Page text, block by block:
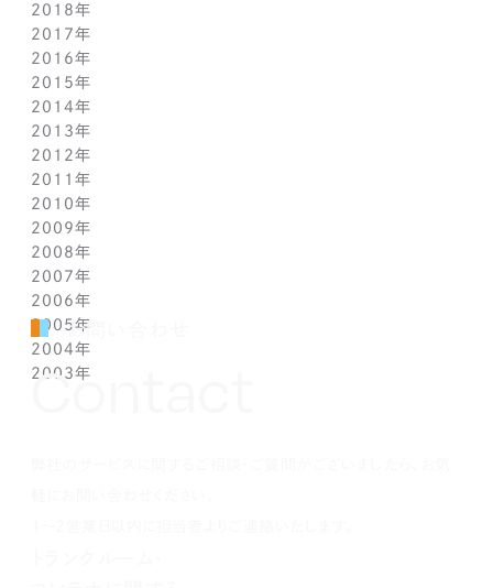
6月(1)
5月(1)
4月(1)
3月(1)
2月(1)
1月(2)
6月(1)
5月(1)
4月(1)
3月(1)
2月(1)
1月(2)
7月(1)
6月(1)
5月(1)
4月(1)
3月(1)
2月(1)
1月(2)
8月(1)
7月(1)
6月(1)
5月(1)
4月(1)
3月(2)
1月(2)
9月(1)
8月(1)
7月(1)
6月(1)
5月(1)
4月(1)
3月(1)
2月(1)
1月(2)
9月(2)
7月(1)
6月(2)
5月(2)
4月(3)
3月(2)
2月(1)
12月(2)
10月(1)
9月(2)
7月(1)
6月(2)
4月(1)
3月(1)
2月(1)
1月(1)
2018年
12月(1)
11月(1)
10月(1)
9月(2)
8月(1)
7月(1)
5月(1)
4月(1)
3月(1)
2月(1)
1月(1)
2017年
12月(1)
11月(1)
10月(1)
9月(1)
8月(1)
7月(1)
6月(1)
5月(1)
4月(1)
3月(1)
2月(1)
1月(1)
2016年
12月(1)
11月(1)
10月(1)
9月(1)
8月(1)
7月(1)
6月(1)
5月(1)
4月(1)
3月(1)
2月(1)
1月(1)
2015年
12月(1)
11月(1)
10月(1)
9月(1)
8月(1)
7月(1)
6月(1)
5月(1)
4月(1)
3月(1)
2月(1)
1月(1)
2014年
12月(1)
11月(1)
10月(1)
9月(1)
8月(1)
7月(1)
6月(1)
5月(1)
4月(1)
3月(1)
2月(1)
2013年
12月(1)
11月(1)
10月(1)
9月(1)
8月(1)
7月(1)
6月(1)
5月(1)
4月(1)
3月(1)
2012年
12月(1)
11月(1)
10月(1)
9月(1)
8月(1)
7月(1)
6月(1)
5月(1)
4月(1)
2011年
12月(1)
11月(1)
10月(1)
9月(1)
8月(1)
7月(1)
6月(1)
5月(1)
2010年
12月(1)
11月(1)
10月(1)
9月(1)
8月(1)
7月(1)
6月(1)
2009年
12月(1)
11月(1)
10月(1)
9月(1)
8月(1)
7月(1)
2008年
12月(1)
11月(1)
10月(1)
9月(1)
8月(1)
2007年
12月(1)
11月(1)
10月(1)
9月(1)
2006年
12月(1)
11月(1)
10月(1)
2005年
12月(1)
11月(1)
2004年
12月(1)
2003年
お問い合わせ
Contact